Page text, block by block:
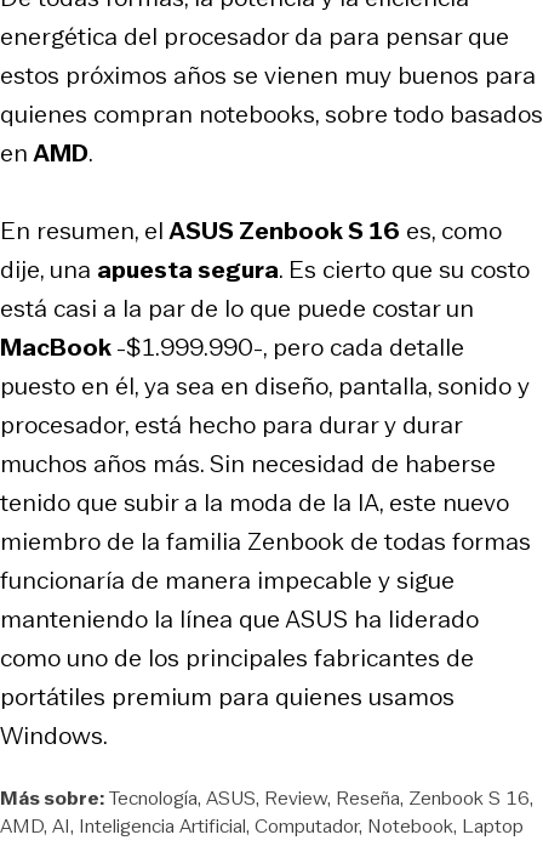
energética del procesador da para pensar que
estos próximos años se vienen muy buenos para
quienes compran notebooks, sobre todo basados
enAMD.
En resumen, elASUS Zenbook S 16 es, como
dije, una apuesta segura. Es cierto que su costo
está casi a la par de lo que puede costar un
MacBook-$1.999.990-, pero cada detalle
puesto en él, ya sea en diseño, pantalla, sonido y
procesador, está hecho para durar y durar
muchos años más. Sin necesidad de haberse
tenido que subir a la moda de la IA, este nuevo
miembro de la familia Zenbook de todas formas
funcionaría de manera impecable y sigue
manteniendo la línea que ASUS ha liderado
como uno de los principales fabricantes de
portátiles premium para quienes usamos
Windows.
Más sobre:Tecnología ASUS Review Reseña Zenbook S 16
AMD AI Inteligencia Artificial Computador Notebook Laptop